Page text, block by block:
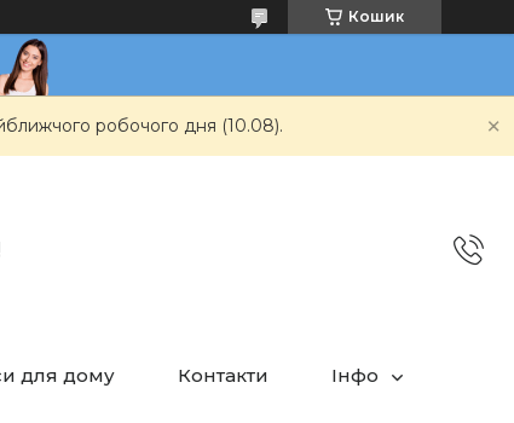
Кошик
робочого дня (10.08).
для дому Контакти Інфо